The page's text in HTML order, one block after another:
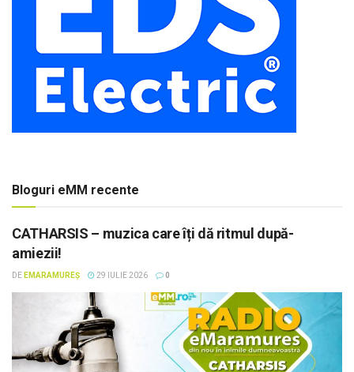
Bloguri eMM recente
CATHARSIS – muzica care îți dă ritmul după-
amiezii!
DE EMARAMUREȘ 29 IULIE 2026 0